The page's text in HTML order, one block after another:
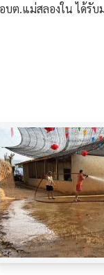
ต.แม่สลองใน ได้รั